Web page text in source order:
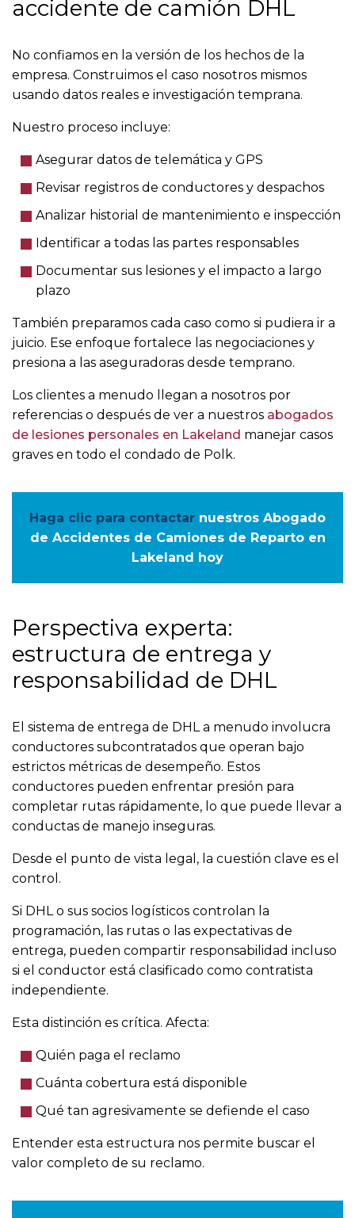
accidente de camión DHL
No confiamos en la versión de los hechos de la
empresa. Construimos el caso nosotros mismos
usando datos reales e investigación temprana.
Nuestro proceso incluye:
Asegurar datos de telemática y GPS
Revisar registros de conductores y despachos
Analizar historial de mantenimiento e inspección
Identificar a todas las partes responsables
Documentar sus lesiones y el impacto a largo
plazo
También preparamos cada caso como si pudiera ir a
juicio. Ese enfoque fortalece las negociaciones y
presiona a las aseguradoras desde temprano.
Los clientes a menudo llegan a nosotros por
referencias o después de ver a nuestros abogados
de lesiones personales en Lakeland manejar casos
graves en todo el condado de Polk.
Haga clic para contactar nuestros Abogado
de Accidentes de Camiones de Reparto en
Lakeland hoy
Perspectiva experta:
estructura de entrega y
responsabilidad de DHL
El sistema de entrega de DHL a menudo involucra
conductores subcontratados que operan bajo
estrictos métricas de desempeño. Estos
conductores pueden enfrentar presión para
completar rutas rápidamente, lo que puede llevar a
conductas de manejo inseguras.
Desde el punto de vista legal, la cuestión clave es el
control.
Si DHL o sus socios logísticos controlan la
programación, las rutas o las expectativas de
entrega, pueden compartir responsabilidad incluso
si el conductor está clasificado como contratista
independiente.
Esta distinción es crítica. Afecta:
Quién paga el reclamo
Cuánta cobertura está disponible
Qué tan agresivamente se defiende el caso
Entender esta estructura nos permite buscar el
valor completo de su reclamo.